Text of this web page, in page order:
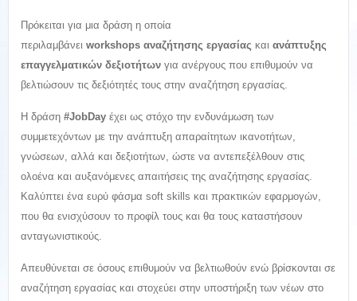
Πρόκειται για μια δράση η οποία
περιλαμβάνει workshops αναζήτησης εργασίας και ανάπτυξης
επαγγελματικών δεξιοτήτων για ανέργους που επιθυμούν να
βελτιώσουν τις δεξιότητές τους στην αναζήτηση εργασίας.
Η δράση #JobDay έχει ως στόχο την ενδυνάμωση των
συμμετεχόντων με την ανάπτυξη απαραίτητων ικανοτήτων,
γνώσεων, αλλά και δεξιοτήτων, ώστε να αντεπεξέλθουν στις
ολοένα και αυξανόμενες απαιτήσεις της αναζήτησης εργασίας.
Καλύπτει ένα ευρύ φάσμα soft skills και πρακτικών εφαρμογών,
που θα ενισχύσουν το προφίλ τους και θα τους καταστήσουν
ανταγωνιστικούς.
Απευθύνεται σε όσους επιθυμούν να βελτιωθούν ενώ βρίσκονται σε
αναζήτηση εργασίας και στοχεύει στην υποστήριξη των νέων στο